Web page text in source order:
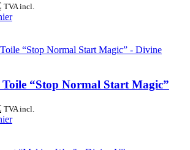
TVA incl.
Toile “Stop Normal Start Magic”
TVA incl.